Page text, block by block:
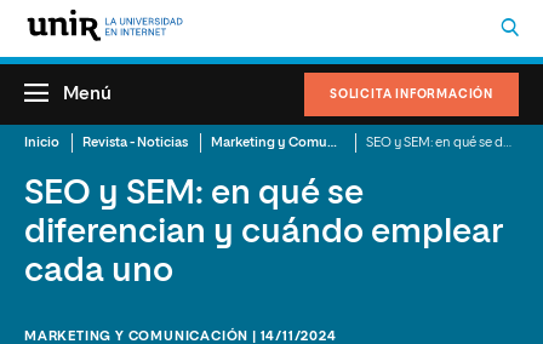
SOLICITA INFORMACIÓN
Menú
Inicio Revista - Noticias Marketing y Comunicación
SEO y SEM: en qué se
diferencian y cuándo emplear
cada uno
MARKETING Y COMUNICACIÓN | 14/11/2024